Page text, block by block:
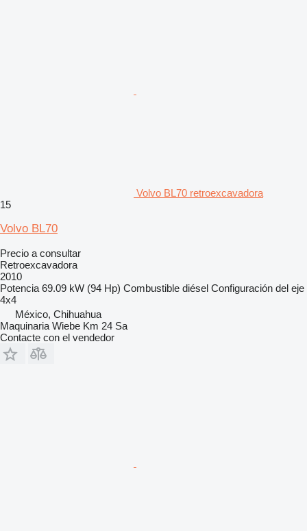
Volvo BL70 retroexcavadora
15
Volvo BL70
Precio a consultar
Retroexcavadora
2010
Potencia 69.09 kW (94 Hp) Combustible diésel Configuración del eje
4x4
México, Chihuahua
Maquinaria Wiebe Km 24 Sa
Contacte con el vendedor